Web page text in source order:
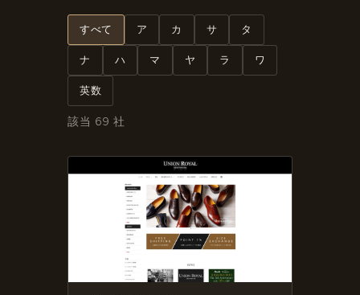
すべて ア カ サ タ
ナ ハ マ ヤ ラ ワ
英数
該当 69 社